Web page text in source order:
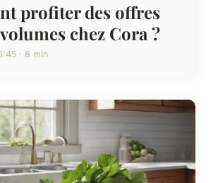
profiter des offres
chez Cora ?
· 8 min